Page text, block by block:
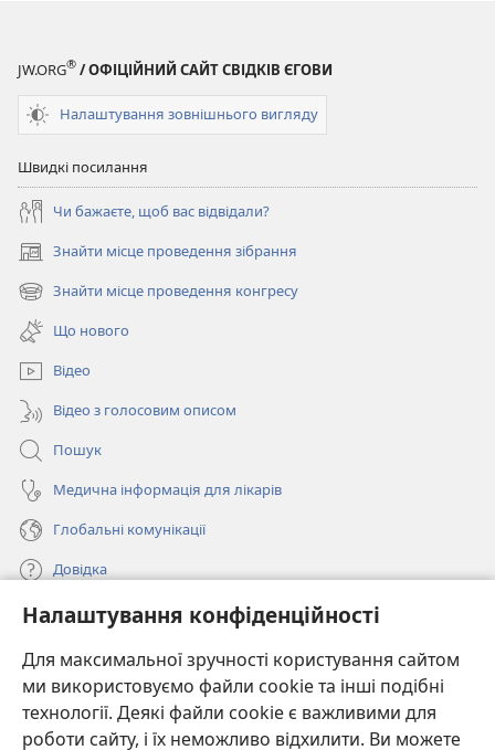
Налаштування конфіденційності
Для максимальної зручності користування сайтом
ми використовуємо файли cookie та інші подібні
технології. Деякі файли cookie є важливими для
роботи сайту, і їх неможливо відхилити. Ви можете
JW.ORG® / ОФІЦІЙНИЙ САЙТ СВІДКІВ ЄГОВИ
Налаштування зовнішнього вигляду
Швидкі посилання
Чи бажаєте, щоб вас відвідали?
Знайти місце проведення зібрання
(відкривається
у
новому
вікні)
Знайти місце проведення конгресу
(відкривається
новому
вікні)
Що нового
Відео
Відео з голосовим описом
Пошук
Медична інформація для лікарів
Глобальні комунікації
Довідка
Пожертви
(відкривається
у
новому
вікні)
ОНЛАЙН-БІБЛІОТЕКА Товариства «Вартова башта»™
(відкривається
у
новомуJW Hub ®
(відкривається